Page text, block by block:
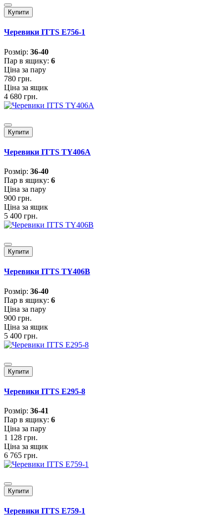
Купити
Черевики ITTS E756-1
Розмiр: 36-40
Пар в ящику: 6
Ціна за пару
780 грн.
Ціна за ящик
4 680 грн.
Купити
Черевики ITTS TY406A
Розмiр: 36-40
Пар в ящику: 6
Ціна за пару
900 грн.
Ціна за ящик
5 400 грн.
Купити
Черевики ITTS TY406B
Розмiр: 36-40
Пар в ящику: 6
Ціна за пару
900 грн.
Ціна за ящик
5 400 грн.
Купити
Черевики ITTS E295-8
Розмiр: 36-41
Пар в ящику: 6
Ціна за пару
1 128 грн.
Ціна за ящик
6 765 грн.
Купити
Черевики ITTS E759-1